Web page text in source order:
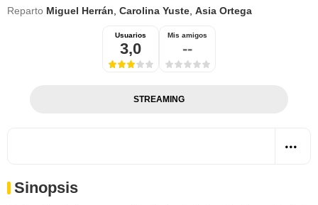
Reparto Miguel Herrán Carolina Yuste Asia Ortega
Usuarios
3,0
Mis amigos
--
STREAMING
Sinopsis